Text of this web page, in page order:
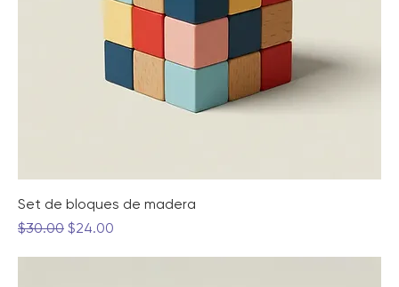
Set de bloques de madera